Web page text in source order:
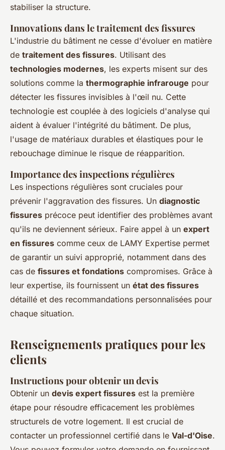
stabiliser la structure.
Innovations dans le traitement des fissures
L'industrie du bâtiment ne cesse d'évoluer en matière
de traitement des fissures. Utilisant des
technologies modernes, les experts misent sur des
solutions comme la thermographie infrarouge pour
détecter les fissures invisibles à l'œil nu. Cette
technologie est couplée à des logiciels d'analyse qui
aident à évaluer l'intégrité du bâtiment. De plus,
l'usage de matériaux durables et élastiques pour le
rebouchage diminue le risque de réapparition.
Importance des inspections régulières
Les inspections régulières sont cruciales pour
prévenir l'aggravation des fissures. Un diagnostic
fissures précoce peut identifier des problèmes avant
qu'ils ne deviennent sérieux. Faire appel à un expert
en fissures comme ceux de LAMY Expertise permet
de garantir un suivi approprié, notamment dans des
cas de fissures et fondations compromises. Grâce à
leur expertise, ils fournissent un état des fissures
détaillé et des recommandations personnalisées pour
chaque situation.
Renseignements pratiques pour les
clients
Instructions pour obtenir un devis
Obtenir un devis expert fissures est la première
étape pour résoudre efficacement les problèmes
structurels de votre logement. Il est crucial de
contacter un professionnel certifié dans le Val-d'Oise.